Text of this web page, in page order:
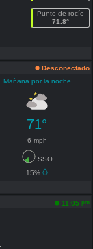
Punto de rocío
71.8°
Desconectado
Mañana por la noche
71°
6 mph
SSO
15%
11:05 pm